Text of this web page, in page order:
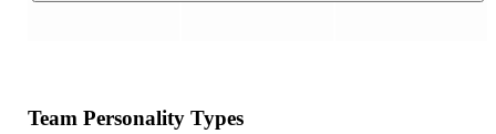
生成AIナレッジのキャッチアップとアウトプットに努めて
Team Personality Types